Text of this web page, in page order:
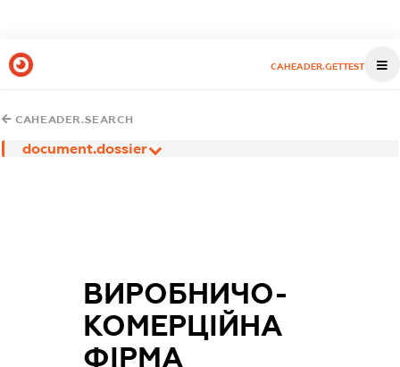
CAHEADER.GETTEST
CAHEADER.SEARCH
document.dossier
ВИРОБНИЧО-
КОМЕРЦІЙНА
ФІРМА